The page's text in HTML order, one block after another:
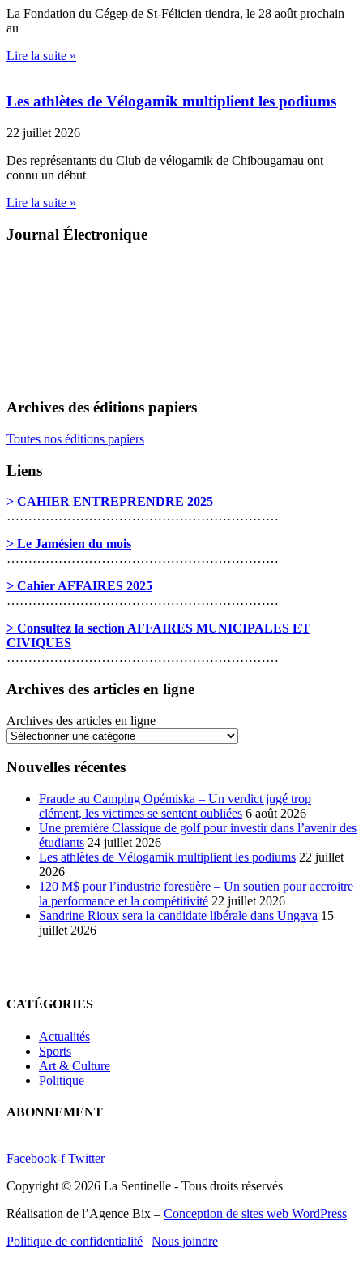
La Fondation du Cégep de St-Félicien tiendra, le 28 août prochain
au
Lire la suite »
Les athlètes de Vélogamik multiplient les podiums
22 juillet 2026
Des représentants du Club de vélogamik de Chibougamau ont
connu un début
Lire la suite »
Journal Électronique
Archives des éditions papiers
Toutes nos éditions papiers
Liens
> CAHIER ENTREPRENDRE 2025
………………………………………………………
> Le Jamésien du mois
………………………………………………………
> Cahier AFFAIRES 2025
………………………………………………………
> Consultez la section AFFAIRES MUNICIPALES ET
CIVIQUES
………………………………………………………
Archives des articles en ligne
Archives des articles en ligne
Nouvelles récentes
Fraude au Camping Opémiska – Un verdict jugé trop
clément, les victimes se sentent oubliées 6 août 2026
Une première Classique de golf pour investir dans l’avenir des
étudiants 24 juillet 2026
Les athlètes de Vélogamik multiplient les podiums 22 juillet
2026
120 M$ pour l’industrie forestière – Un soutien pour accroitre
la performance et la compétitivité 22 juillet 2026
Sandrine Rioux sera la candidate libérale dans Ungava 15
juillet 2026
CATÉGORIES
Actualités
Sports
Art & Culture
Politique
ABONNEMENT
Facebook-f Twitter
Copyright © 2026 La Sentinelle - Tous droits réservés
Réalisation de l’Agence Bix – Conception de sites web WordPress
Politique de confidentialité | Nous joindre